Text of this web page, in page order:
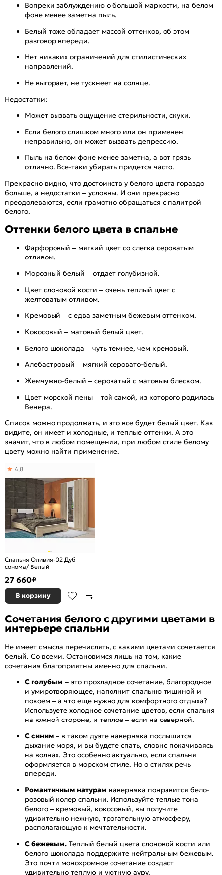
Вопреки заблуждению о большой маркости, на белом
фоне менее заметна пыль.
Белый тоже обладает массой оттенков, об этом
разговор впереди.
Нет никаких ограничений для стилистических
направлений.
Не выгорает, не тускнеет на солнце.
Недостатки:
Может вызвать ощущение стерильности, скуки.
Если белого слишком много или он применен
неправильно, он может вызвать депрессию.
Пыль на белом фоне менее заметна, а вот грязь –
отлично. Все-таки убирать придется часто.
Прекрасно видно, что достоинств у белого цвета гораздо
больше, а недостатки – условны. И они прекрасно
преодолеваются, если грамотно обращаться с палитрой
белого.
Оттенки белого цвета в спальне
Фарфоровый – мягкий цвет со слегка сероватым
отливом.
Морозный белый – отдает голубизной.
Цвет слоновой кости – очень теплый цвет с
желтоватым отливом.
Кремовый – с едва заметным бежевым оттенком.
Кокосовый – матовый белый цвет.
Белого шоколада – чуть темнее, чем кремовый.
Алебастровый – мягкий серовато-белый.
Жемчужно-белый – сероватый с матовым блеском.
Цвет морской пены – той самой, из которого родилась
Венера.
Список можно продолжать, и это все будет белый цвет. Как
видите, он имеет и холодные, и теплые оттенки. А это
значит, что в любом помещении, при любом стиле белому
цвету можно найти применение.
Спальня Оливия-02 Дуб
сонома/ Белый
4,8
27 660₽
В корзину
Сочетания белого с другими цветами в
интерьере спальни
Не имеет смысла перечислять, с какими цветами сочетается
белый. Со всеми. Остановимся лишь на том, какие
сочетания благоприятны именно для спальни.
С голубым – это прохладное сочетание, благородное
и умиротворяющее, наполнит спальню тишиной и
покоем – а что еще нужно для комфортного отдыха?
Используете холодное сочетание цветов, если спальня
на южной стороне, и теплое – если на северной.
С синим – в таком дуэте наверняка послышится
дыхание моря, и вы будете спать, словно покачиваясь
на волнах. Это особенно актуально, если спальня
оформляется в морском стиле. Но о стилях речь
впереди.
Романтичным натурам наверняка понравится бело-
розовый колер спальни. Используйте теплые тона
белого – кремовый, кокосовый, вы получите
удивительно нежную, трогательную атмосферу,
располагающую к мечтательности.
С бежевым. Теплый белый цвета слоновой кости или
белого шоколада поддержите нейтральным бежевым.
Это почти монохромное сочетание создаст
удивительно теплую и уютную ауру.